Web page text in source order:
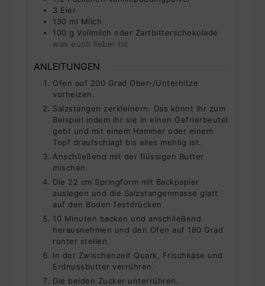
3 Eier
130 ml Milch
100 g Vollmilch oder Zartbitterschokolade
was euch lieber ist
ANLEITUNGEN
Ofen auf 200 Grad Ober-/Unterhitze
vorheizen.
Salzstangen zerkleinern. Das könnt ihr zum
Beispiel indem ihr sie in einen Gefrierbeutel
gebt und mit einem Hammer oder einem
Topf draufschlagt bis alles mehlig ist.
Anschließend mit der flüssigen Butter
mischen.
Die 22 cm Springform mit Backpapier
auslegen und die Salzstangenmasse glatt
auf den Boden festdrücken.
10 Minuten backen und anschließend
herausnehmen und den Ofen auf 180 Grad
runter stellen.
In der Zwischenzeit Quark, Frischkäse und
Erdnussbutter verrühren.
Die beiden Zucker unterrühren.